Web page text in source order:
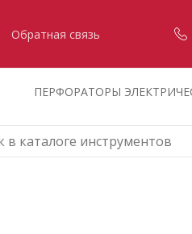
Обратная связь
ПЕРФОРАТОРЫ